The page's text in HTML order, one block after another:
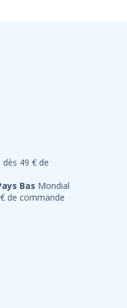
49 € de
Bas Mondial
de commande